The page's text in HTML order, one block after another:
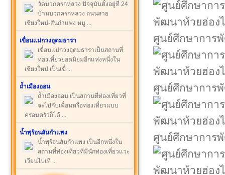
วัดบวกครกหลวง ปัจจุบันตั้งอยู่ที่ 24
บ้านบวกครกหลวง ถนนสาย
เชียงใหม่-สันกำแพง หมู ...
เขื่อนแม่กวงอุดมธารา
เขื่อนแม่กวงอุดมธาราเป็นสถานที่
ท่องเที่ยวยอดนิยมอีกแห่งหนึ่งใน
เชียงใหม่ เป็นเขื่ ...
ถ้ำเมืองออน
ถ้ำเมืองออน เป็นสถานที่ท่องเที่ยวที่
จะไปกับเพื่อนหรือท่องเที่ยวแบบ
ครอบครัวก็ได้ ...
น้ำพุร้อนสันกำแพง
น้ำพุร้อนสันกำแพง เป็นอีกหนึ่งใน
สถานที่ท่องเที่ยวที่มีนักท่องเที่ยวแวะ
เวียนไปเที ...
ศูนย์ศึกษาการ
ศูนย์ศึกษาการ
ศูนย์ศึกษาการ